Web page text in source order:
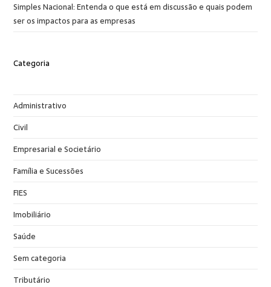
Simples Nacional: Entenda o que está em discussão e quais podem
ser os impactos para as empresas
Categoria
Administrativo
Civil
Empresarial e Societário
Família e Sucessões
FIES
Imobiliário
Saúde
Sem categoria
Tributário